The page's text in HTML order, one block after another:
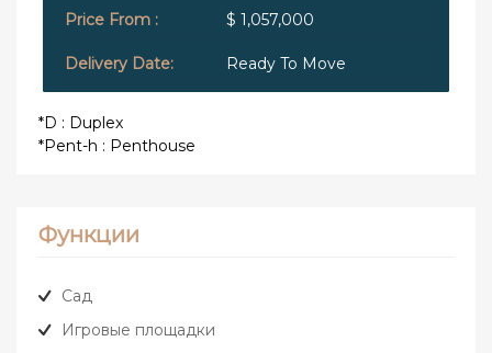
$ 1,057,000
Ready To Move
*D : Duplex
*Pent-h : Penthouse
Функции
Сад
Игровые площадки